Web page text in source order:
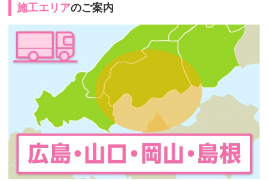
施工エリアのご案内